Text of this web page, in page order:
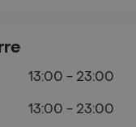
13:00 - 23:00
13:00 - 23:00